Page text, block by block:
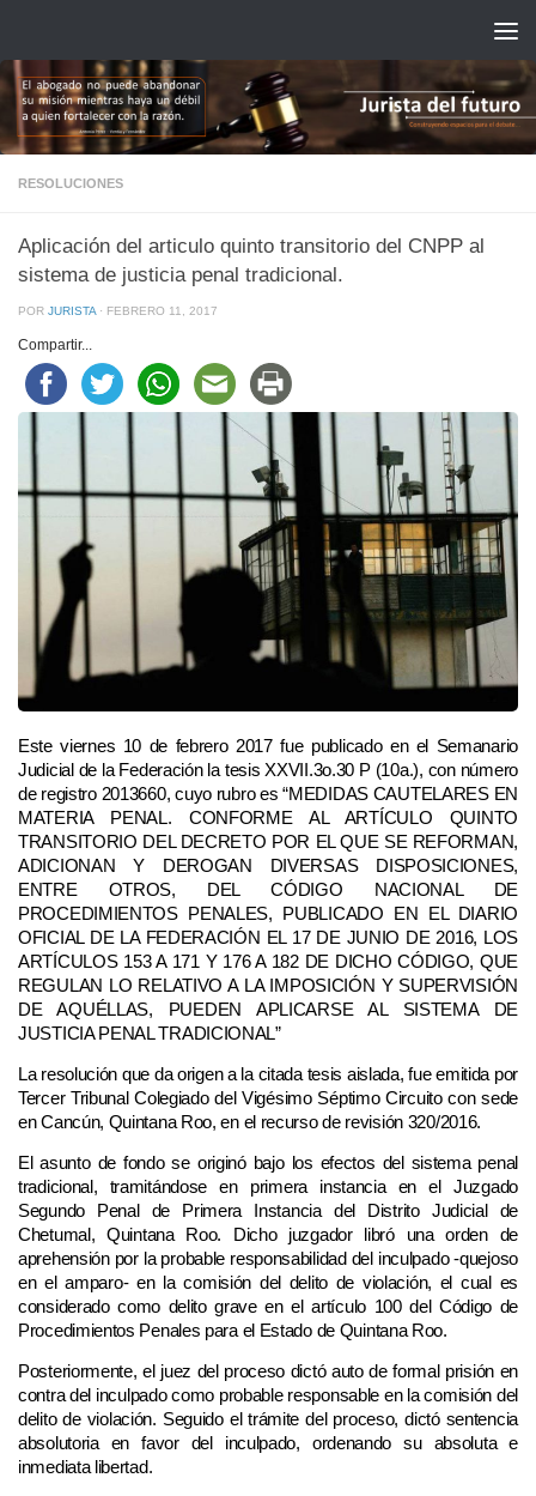
RESOLUCIONES
Aplicación del articulo quinto transitorio del CNPP al
sistema de justicia penal tradicional.
POR JURISTA · FEBRERO 11, 2017
Compartir...
Este viernes 10 de febrero 2017 fue publicado en el Semanario
Judicial de la Federación la tesis XXVII.3o.30 P (10a.), con número
de registro 2013660, cuyo rubro es “MEDIDAS CAUTELARES EN
MATERIA PENAL. CONFORME AL ARTÍCULO QUINTO
TRANSITORIO DEL DECRETO POR EL QUE SE REFORMAN,
ADICIONAN Y DEROGAN DIVERSAS DISPOSICIONES,
ENTRE OTROS, DEL CÓDIGO NACIONAL DE
PROCEDIMIENTOS PENALES, PUBLICADO EN EL DIARIO
OFICIAL DE LA FEDERACIÓN EL 17 DE JUNIO DE 2016, LOS
ARTÍCULOS 153 A 171 Y 176 A 182 DE DICHO CÓDIGO, QUE
REGULAN LO RELATIVO A LA IMPOSICIÓN Y SUPERVISIÓN
DE AQUÉLLAS, PUEDEN APLICARSE AL SISTEMA DE
JUSTICIA PENAL TRADICIONAL”
La resolución que da origen a la citada tesis aislada, fue emitida por
Tercer Tribunal Colegiado del Vigésimo Séptimo Circuito con sede
en Cancún, Quintana Roo, en el recurso de revisión 320/2016.
El asunto de fondo se originó bajo los efectos del sistema penal
tradicional, tramitándose en primera instancia en el Juzgado
Segundo Penal de Primera Instancia del Distrito Judicial de
Chetumal, Quintana Roo. Dicho juzgador libró una orden de
aprehensión por la probable responsabilidad del inculpado -quejoso
en el amparo- en la comisión del delito de violación, el cual es
considerado como delito grave en el artículo 100 del Código de
Procedimientos Penales para el Estado de Quintana Roo.
Posteriormente, el juez del proceso dictó auto de formal prisión en
contra del inculpado como probable responsable en la comisión del
delito de violación. Seguido el trámite del proceso, dictó sentencia
absolutoria en favor del inculpado, ordenando su absoluta e
inmediata libertad.